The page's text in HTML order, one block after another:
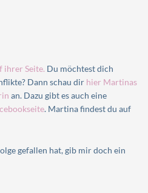
ihrer Seite. Du möchtest dich
Dann schau dir hier Martinas
an. Dazu gibt es auch eine
. Martina findest du auf
gefallen hat, gib mir doch ein